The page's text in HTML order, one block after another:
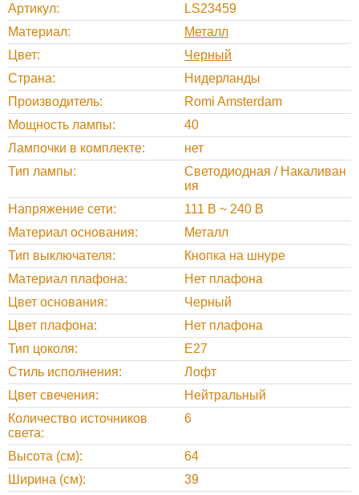
Артикул
LS23459
Материал
Металл
Цвет
Черный
Страна
Нидерланды
Производитель
Romi Amsterdam
Мощность лампы
40
Лампочки в комплекте
нет
Тип лампы
Светодиодная / Накаливан
ия
Напряжение сети
111 В ~ 240 В
Материал основания
Металл
Тип выключателя
Кнопка на шнуре
Материал плафона
Нет плафона
Цвет основания
Черный
Цвет плафона
Нет плафона
Тип цоколя
E27
Стиль исполнения
Лофт
Цвет свечения
Нейтральный
Количество источников
света
6
Высота (см)
64
Ширина (см)
39